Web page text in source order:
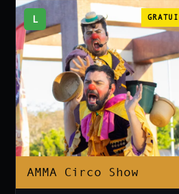
L
AMMA Circo Show